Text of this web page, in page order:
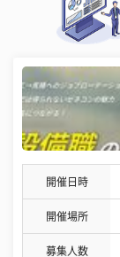
開催日時
開催場所
募集人数